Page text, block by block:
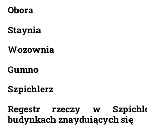
Obora
Staynia
Wozownia
Gumno
Szpichlerz
Regestr rzeczy w
budynkach znayduiących się